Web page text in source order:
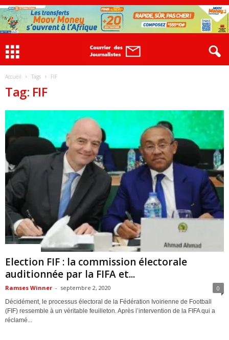
Accueil Tags FIF
Tag: FIF
Election FIF : la commission électorale
auditionnée par la FIFA et...
Ramses Winner - septembre 2, 2020 0
Décidément, le processus électoral de la Fédération Ivoirienne de Football
(FIF) ressemble à un véritable feuilleton. Après l’intervention de la FIFA qui a
réclamé...